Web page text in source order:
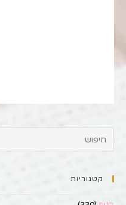
קטגוריות